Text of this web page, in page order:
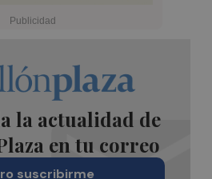
la actualidad de
en tu correo
suscribirme